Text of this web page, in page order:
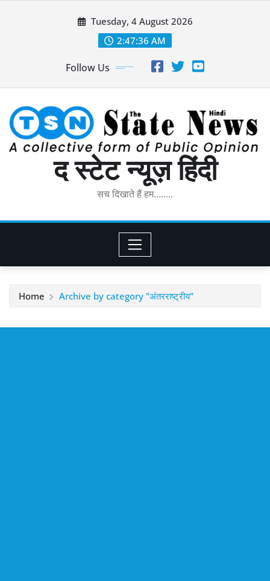
Tuesday, 4 August 2026
2:47:37 AM
Follow Us
द स्टेट न्यूज़ हिंदी
सच दिखाते हैं हम……..
Home Archive by category "अंतरराष्ट्रीय"